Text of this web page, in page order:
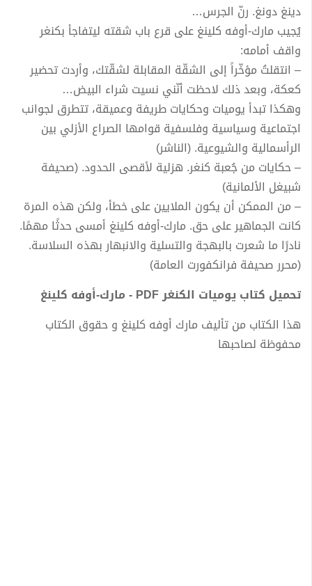
دينغ دونغ. رنّ الجرس…
يُجيب مارك-أوفه كلينغ على قرع باب شقته ليتفاجأ بكنغر
واقف أمامه:
– انتقلتُ مؤخّراً إلى الشقّة المقابلة لشقّتك، وأردت تحضير
كعكة، وبعد ذلك لاحظت أنّني نسيت شراء البيض…
وهكذا تبدأ يوميات وحكايات طريفة وعميقة، تتطرق لجوانب
اجتماعية وسياسية وفلسفية قوامها الصراع الأزلي بين
الرأسمالية والشيوعية. (الناشر)
– حكايات من جُعبة كنغر. هزلية لأقصى الحدود. (صحيفة
شبيغل الألمانية)
– من الممكن أن يكون الملايين على خطأ، ولكن هذه المرة
كانت الجماهير على حق. مارك-أوفه كلينغ أمسى حدثًا مهمًا.
نادرًا ما شعرت بالبهجة والتسلية والانبهار بهذه السلاسة.
(محرر صحيفة فرانكفورت العامة)
تحميل كتاب يوميات الكنغر PDF - مارك-أوفه كلينغ
هذا الكتاب من تأليف مارك أوفه كلينغ و حقوق الكتاب
محفوظة لصاحبها